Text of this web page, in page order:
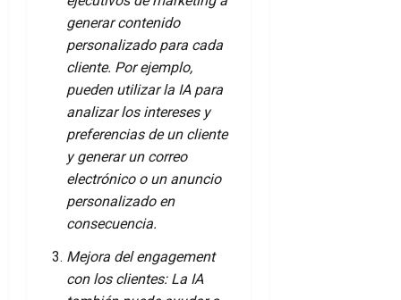
generar contenido
personalizado para cada
cliente. Por ejemplo,
pueden utilizar la IA para
analizar los intereses y
preferencias de un cliente
y generar un correo
electrónico o un anuncio
personalizado en
consecuencia.
Mejora del engagement
con los clientes: La IA